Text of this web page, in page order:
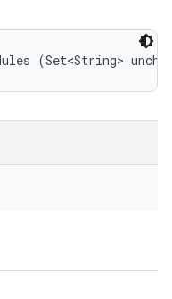
(Set<String>